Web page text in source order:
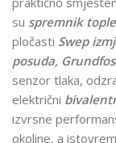
su spremnik
pločasti Swep
posuda, Grundfos
senzor tlaka,
električni
izvrsne
okoline, a